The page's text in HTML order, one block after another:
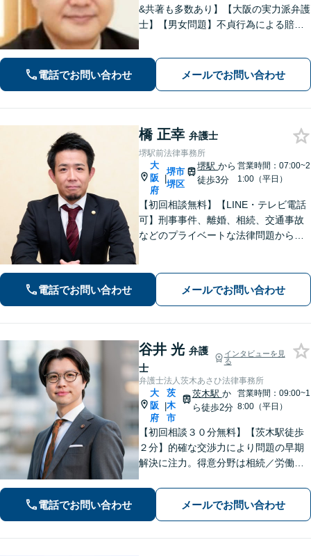
&共著も多数あり】【大阪の実力派弁護
士】【男女問題】不貞行為による賠償
を。【借金問題】自己破産の対応豊富
電話でお問い合わせ メールでお問い合わせ
橋 正幸 弁護士
堺駅前法律事務所
大
阪
府
|
堺市
堺区
堺駅から
徒歩3分
営業時間：07:00~2
1:00（平日）
【初回相談無料】【LINE・テレビ電話
可】刑事事件、離婚、相続、交通事故
などのプライベートな法律問題から、
広く対応。トラブル解決のための身近
な相談相手として、お気軽にご連絡く
電話でお問い合わせ メールでお問い合わせ
谷井 光 弁護
士
インタビューを見
る
弁護士法人茨木あさひ法律事務所
大
阪
府
|
茨
木
市
茨木駅 か
ら徒歩2分
営業時間：09:00~1
8:00（平日）
【初回相談３０分無料】【茨木駅徒歩
２分】的確な交渉力により問題の早期
解決に注力。得意分野は相続／労働／
程にもこだわり、ご意向を汲んだ満足
度の高い解決を目指します。まずはお
気軽にお電話下さい。
電話でお問い合わせ メールでお問い合わせ